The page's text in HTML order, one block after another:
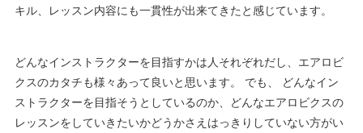
キル、レッスン内容にも一貫性が出来てきたと感じています。
どんなインストラクターを目指すかは人それぞれだし、エアロビ
クスのカタチも様々あって良いと思います。 でも、 どんなイン
ストラクターを目指そうとしているのか、どんなエアロビクスの
レッスンをしていきたいかどうかさえはっきりしていない方がい